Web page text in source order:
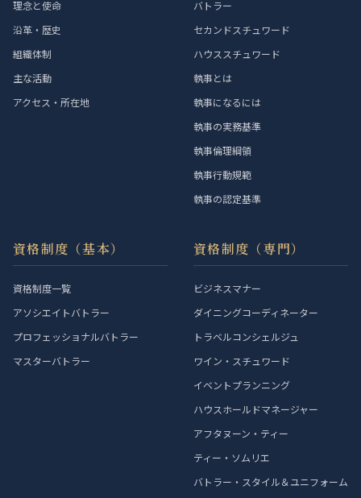
理念と使命
沿革・歴史
組織体制
主な活動
アクセス・所在地
バトラー
セカンドスチュワード
ハウススチュワード
執事とは
執事になるには
執事の実務基準
執事倫理綱領
執事行動規範
執事の認定基準
資格制度（基本）
資格制度一覧
アソシエイトバトラー
プロフェッショナルバトラー
マスターバトラー
資格制度（専門）
ビジネスマナー
ダイニングコーディネーター
トラベルコンシェルジュ
ワイン・スチュワード
イベントプランニング
ハウスホールドマネージャー
アフタヌーン・ティー
ティー・ソムリエ
バトラー・スタイル＆ユニフォーム